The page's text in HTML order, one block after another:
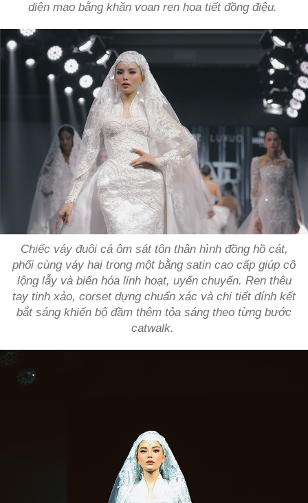
diện mạo bằng khăn voan ren họa tiết đồng điệu.
Chiếc váy đuôi cá ôm sát tôn thân hình đồng hồ cát,
phối cùng váy hai trong một bằng satin cao cấp giúp cô
lộng lẫy và biến hóa linh hoạt, uyển chuyển. Ren thêu
tay tinh xảo, corset dựng chuẩn xác và chi tiết đính kết
bắt sáng khiến bộ đầm thêm tỏa sáng theo từng bước
catwalk.